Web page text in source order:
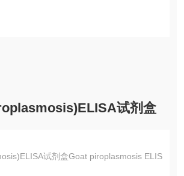
试剂盒
试剂盒Goat piroplasmosis ELIS